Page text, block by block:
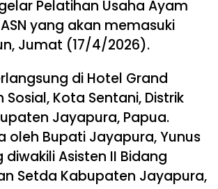
Pelatihan Usaha Ayam
yang akan memasuki
Jumat (17/4/2026).
di Hotel Grand
Sosial, Kota Sentani, Distrik
Jayapura, Papua.
oleh Bupati Jayapura, Yunus
Asisten II Bidang
Setda Kabupaten Jayapura,